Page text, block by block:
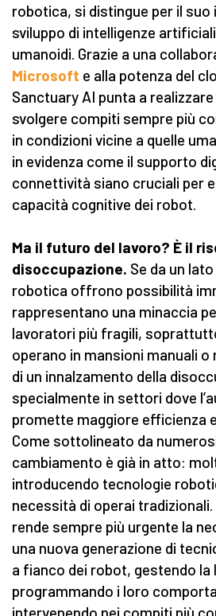
robotica, si distingue per il suo
sviluppo di intelligenze
umanoidi. Grazie a una
Microsoft e alla potenza del
Sanctuary AI punta a
svolgere compiti sempre più
in condizioni vicine a quelle
in evidenza come il supporto
connettività siano cruciali per
capacità cognitive dei robot.
Ma il futuro del lavoro? È il
disoccupazione. Se da un
robotica offrono possibilità
rappresentano una minaccia
lavoratori più fragili,
operano in mansioni manuali
di un innalzamento della
specialmente in settori dove
promette maggiore efficienza
Come sottolineato da
cambiamento è già in atto:
introducendo tecnologie
necessità di operai
rende sempre più urgente la
una nuova generazione di
a fianco dei robot, gestendo la
programmando i loro